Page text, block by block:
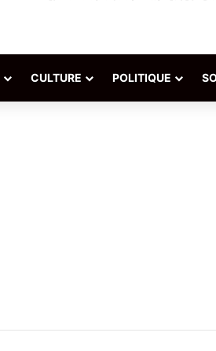
CULTURE POLITIQUE